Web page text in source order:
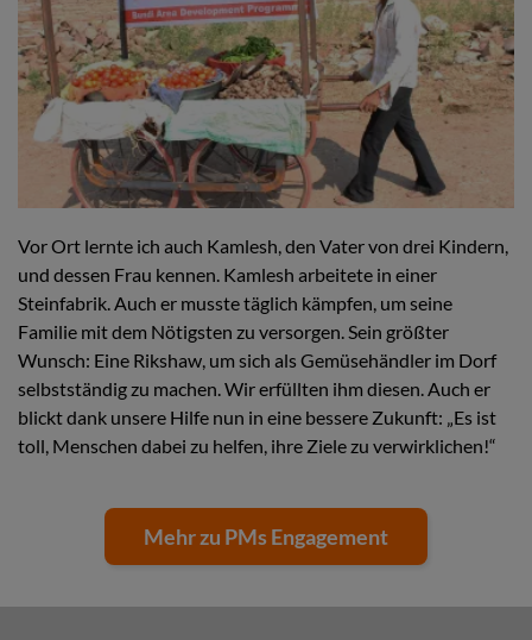
Vor Ort lernte ich auch Kamlesh, den Vater von drei Kindern,
und dessen Frau kennen. Kamlesh arbeitete in einer
Steinfabrik. Auch er musste täglich kämpfen, um seine
Familie mit dem Nötigsten zu versorgen. Sein größter
Wunsch: Eine Rikshaw, um sich als Gemüsehändler im Dorf
selbstständig zu machen. Wir erfüllten ihm diesen. Auch er
blickt dank unsere Hilfe nun in eine bessere Zukunft: „Es ist
toll, Menschen dabei zu helfen, ihre Ziele zu verwirklichen!“
Mehr zu PMs Engagement